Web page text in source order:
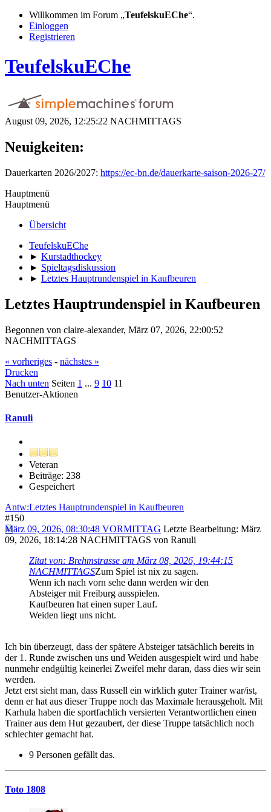
Willkommen im Forum „TeufelskuEChe“.
Einloggen
Registrieren
TeufelskuEChe
August 09, 2026, 12:25:22 NACHMITTAGS
Neuigkeiten:
Dauerkarten 2026/2027: https://ec-bn.de/dauerkarte-saison-2026-27/
Hauptmenü
Hauptmenü
Übersicht
TeufelskuEChe
► Kurstadthockey
► Spieltagsdiskussion
► Letztes Hauptrundenspiel in Kaufbeuren
Letztes Hauptrundenspiel in Kaufbeuren
Begonnen von claire-alexander, März 07, 2026, 22:00:52
NACHMITTAGS
« vorheriges - nächstes »
Drucken
Nach unten Seiten 1 ... 9 10 11
Benutzer-Aktionen
Ranuli
Veteran
Beiträge: 238
Gespeichert
Antw:Letztes Hauptrundenspiel in Kaufbeuren
#150
März 09, 2026, 08:30:48 VORMITTAG Letzte Bearbeitung: März
09, 2026, 18:14:28 NACHMITTAGS von Ranuli
Zitat von: Brehmstrasse am März 08, 2026, 19:44:15
NACHMITTAGSZum Spiel ist nix zu sagen.
Wenn ich nach vorn sehe dann werden wir den
Absteiger mit Freiburg ausspielen.
Kaufbeuren hat einen super Lauf.
Weiden liegt uns nicht.
Ich bin überzeugt, dass der spätere Absteiger tatsächlich bereits in
der 1. Runde zwischen uns und Weiden ausgespielt wird und habe
nunmehr endgültig keinerlei Zweifel mehr daran, dass dies wir sein
werden.
Jetzt erst sieht man, dass Russell ein wirklich guter Trainer war/ist,
denn er hat aus dieser Truppe noch das Maximale herausgeholt. Mit
Karhula haben die sportfachlich versierten Verantwortlichen einen
Trainer aus dem Hut gezaubert, der diese Truppe tatsächlich noch
schlechter gemacht hat.
9 Personen gefällt das.
Toto 1808